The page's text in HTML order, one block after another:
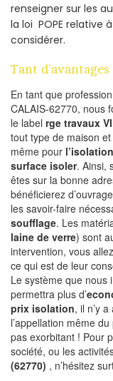
renseigner sur les
la loi POPE relative
considérer.
Tant
En tant que
CALAIS-62770, nous
le label rge travaux
tout type de maison
même pour
surface isoler. Ainsi,
êtes sur la bonne
bénéficierez
les savoir-faire
soufflage. Les
laine de verre) sont
intervention, vous allez
ce qui est de leur
Le système que nous
permettra plus d’
prix isolation, il n’y
l’appellation même
pas exorbitant ! Pour
société, ou les
(62770) , n’hésitez